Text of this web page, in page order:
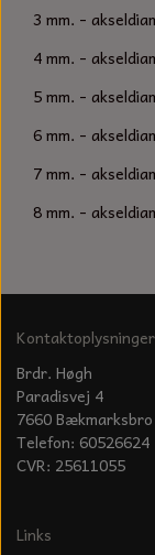
3 mm. -
4 mm. -
5 mm. -
6 mm. -
7 mm. -
8 mm. -
Kontaktoplysninger
Brdr. Høgh
Paradisvej 4
7660 Bækmarksbro
Telefon: 60526624
CVR: 25611055
Links